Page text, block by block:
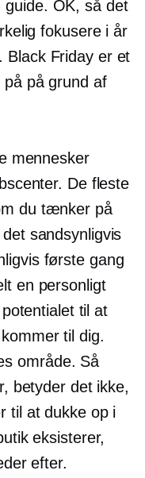
guide. OK, så det
fokusere i år
Black Friday er et
på grund af
mennesker
De fleste
du tænker på
sandsynligvis
første gang
en personligt
til at
til dig.
område. Så
betyder det ikke,
til at dukke op i
eksisterer,
efter.